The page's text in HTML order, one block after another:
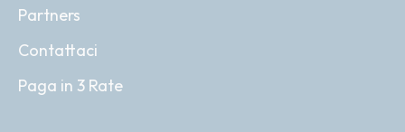
Partners
Contattaci
Paga in 3 Rate